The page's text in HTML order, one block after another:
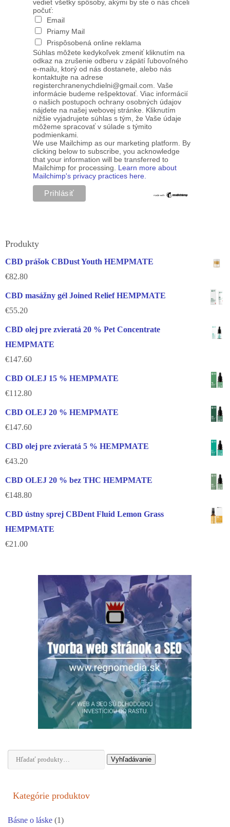
vedieť všetky spôsoby, akými by ste o nás chceli
počuť:
Email
Priamy Mail
Prispôsobená online reklama
Súhlas môžete kedykoľvek zmeniť kliknutím na
odkaz na zrušenie odberu v zápätí ľubovoľného
e-mailu, ktorý od nás dostanete, alebo nás
kontaktujte na adrese
registerchranenychdielni@gmail.com. Vaše
informácie budeme rešpektovať. Viac informácií
o našich postupoch ochrany osobných údajov
nájdete na našej webovej stránke. Kliknutím
nižšie vyjadrujete súhlas s tým, že Vaše údaje
môžeme spracovať v súlade s týmito
podmienkami.
We use Mailchimp as our marketing platform. By
clicking below to subscribe, you acknowledge
that your information will be transferred to
Mailchimp for processing. Learn more about
Mailchimp's privacy practices here.
Produkty
CBD prášok CBDust Youth HEMPMATE
€82.80
CBD masážny gél Joined Relief HEMPMATE
€55.20
CBD olej pre zvieratá 20 % Pet Concentrate
HEMPMATE
€147.60
CBD OLEJ 15 % HEMPMATE
€112.80
CBD OLEJ 20 % HEMPMATE
€147.60
CBD olej pre zvieratá 5 % HEMPMATE
€43.20
CBD OLEJ 20 % bez THC HEMPMATE
€148.80
CBD ústny sprej CBDent Fluid Lemon Grass
HEMPMATE
€21.00
Hľadať: Vyhľadávanie
Kategórie produktov
Básne o láske (1)